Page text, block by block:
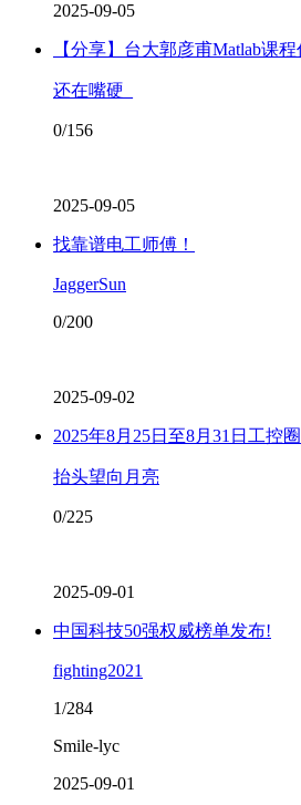
2025-09-05
【分享】台大郭彦甫Matlab课
还在嘴硬_
0/156
2025-09-05
找靠谱电工师傅！
JaggerSun
0/200
2025-09-02
2025年8月25日至8月31日工控
抬头望向月亮
0/225
2025-09-01
中国科技50强权威榜单发布!
fighting2021
1/284
Smile-lyc
2025-09-01